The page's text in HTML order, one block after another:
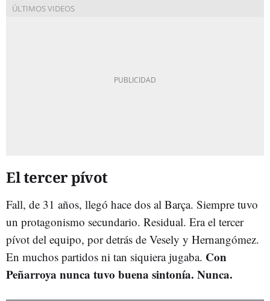
El tercer pívot
Fall, de 31 años, llegó hace dos al Barça. Siempre tuvo
un protagonismo secundario. Residual. Era el tercer
pívot del equipo, por detrás de Vesely y Hernangómez.
En muchos partidos ni tan siquiera jugaba. Con
Peñarroya nunca tuvo buena sintonía. Nunca.